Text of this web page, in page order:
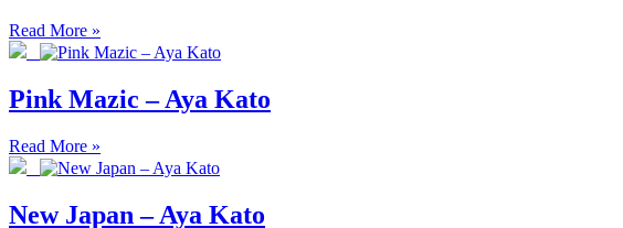
Read More »
Pink Mazic – Aya Kato
Read More »
New Japan – Aya Kato